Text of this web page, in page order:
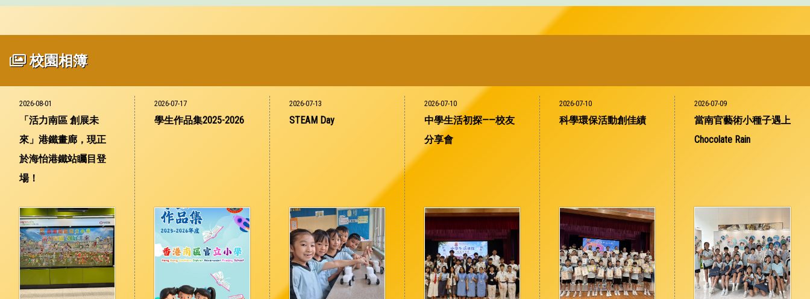
校園相簿
2026-08-01
「活力南區 創展未
來」港鐵畫廊，現正
於海怡港鐵站矚目登
場！
2026-07-17
學生作品集2025-2026
2026-07-13
STEAM Day
2026-07-10
中學生活初探——校友
分享會
2026-07-10
科學環保活動創佳績
2026-07-09
當南官藝術小種子遇上
Chocolate Rain